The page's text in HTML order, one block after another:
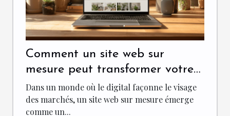
Comment un site web sur
mesure peut transformer votre
entreprise
Dans un monde où le digital façonne le visage
des marchés, un site web sur mesure émerge
comme un...